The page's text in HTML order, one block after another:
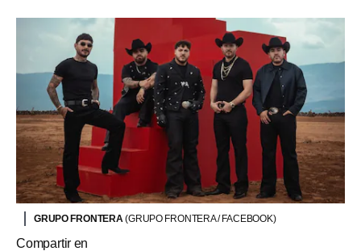
GRUPO FRONTERA(GRUPO FRONTERA / FACEBOOK)
Compartir en